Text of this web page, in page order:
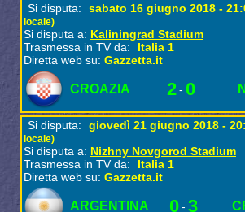
Si disputa: sabato 16 giugno 2018 -
locale)
Si disputa a: Kaliningrad Stadium
Trasmessa in TV da:
Italia 1
Diretta web su: Gazzetta.it
CROAZIA 2- 0
Si disputa: giovedì 21 giugno 2018 -
locale)
Si disputa a: Nizhny Novgorod Stadium
Trasmessa in TV da:
Italia 1
Diretta web su: Gazzetta.it
ARGENTINA 0- 3